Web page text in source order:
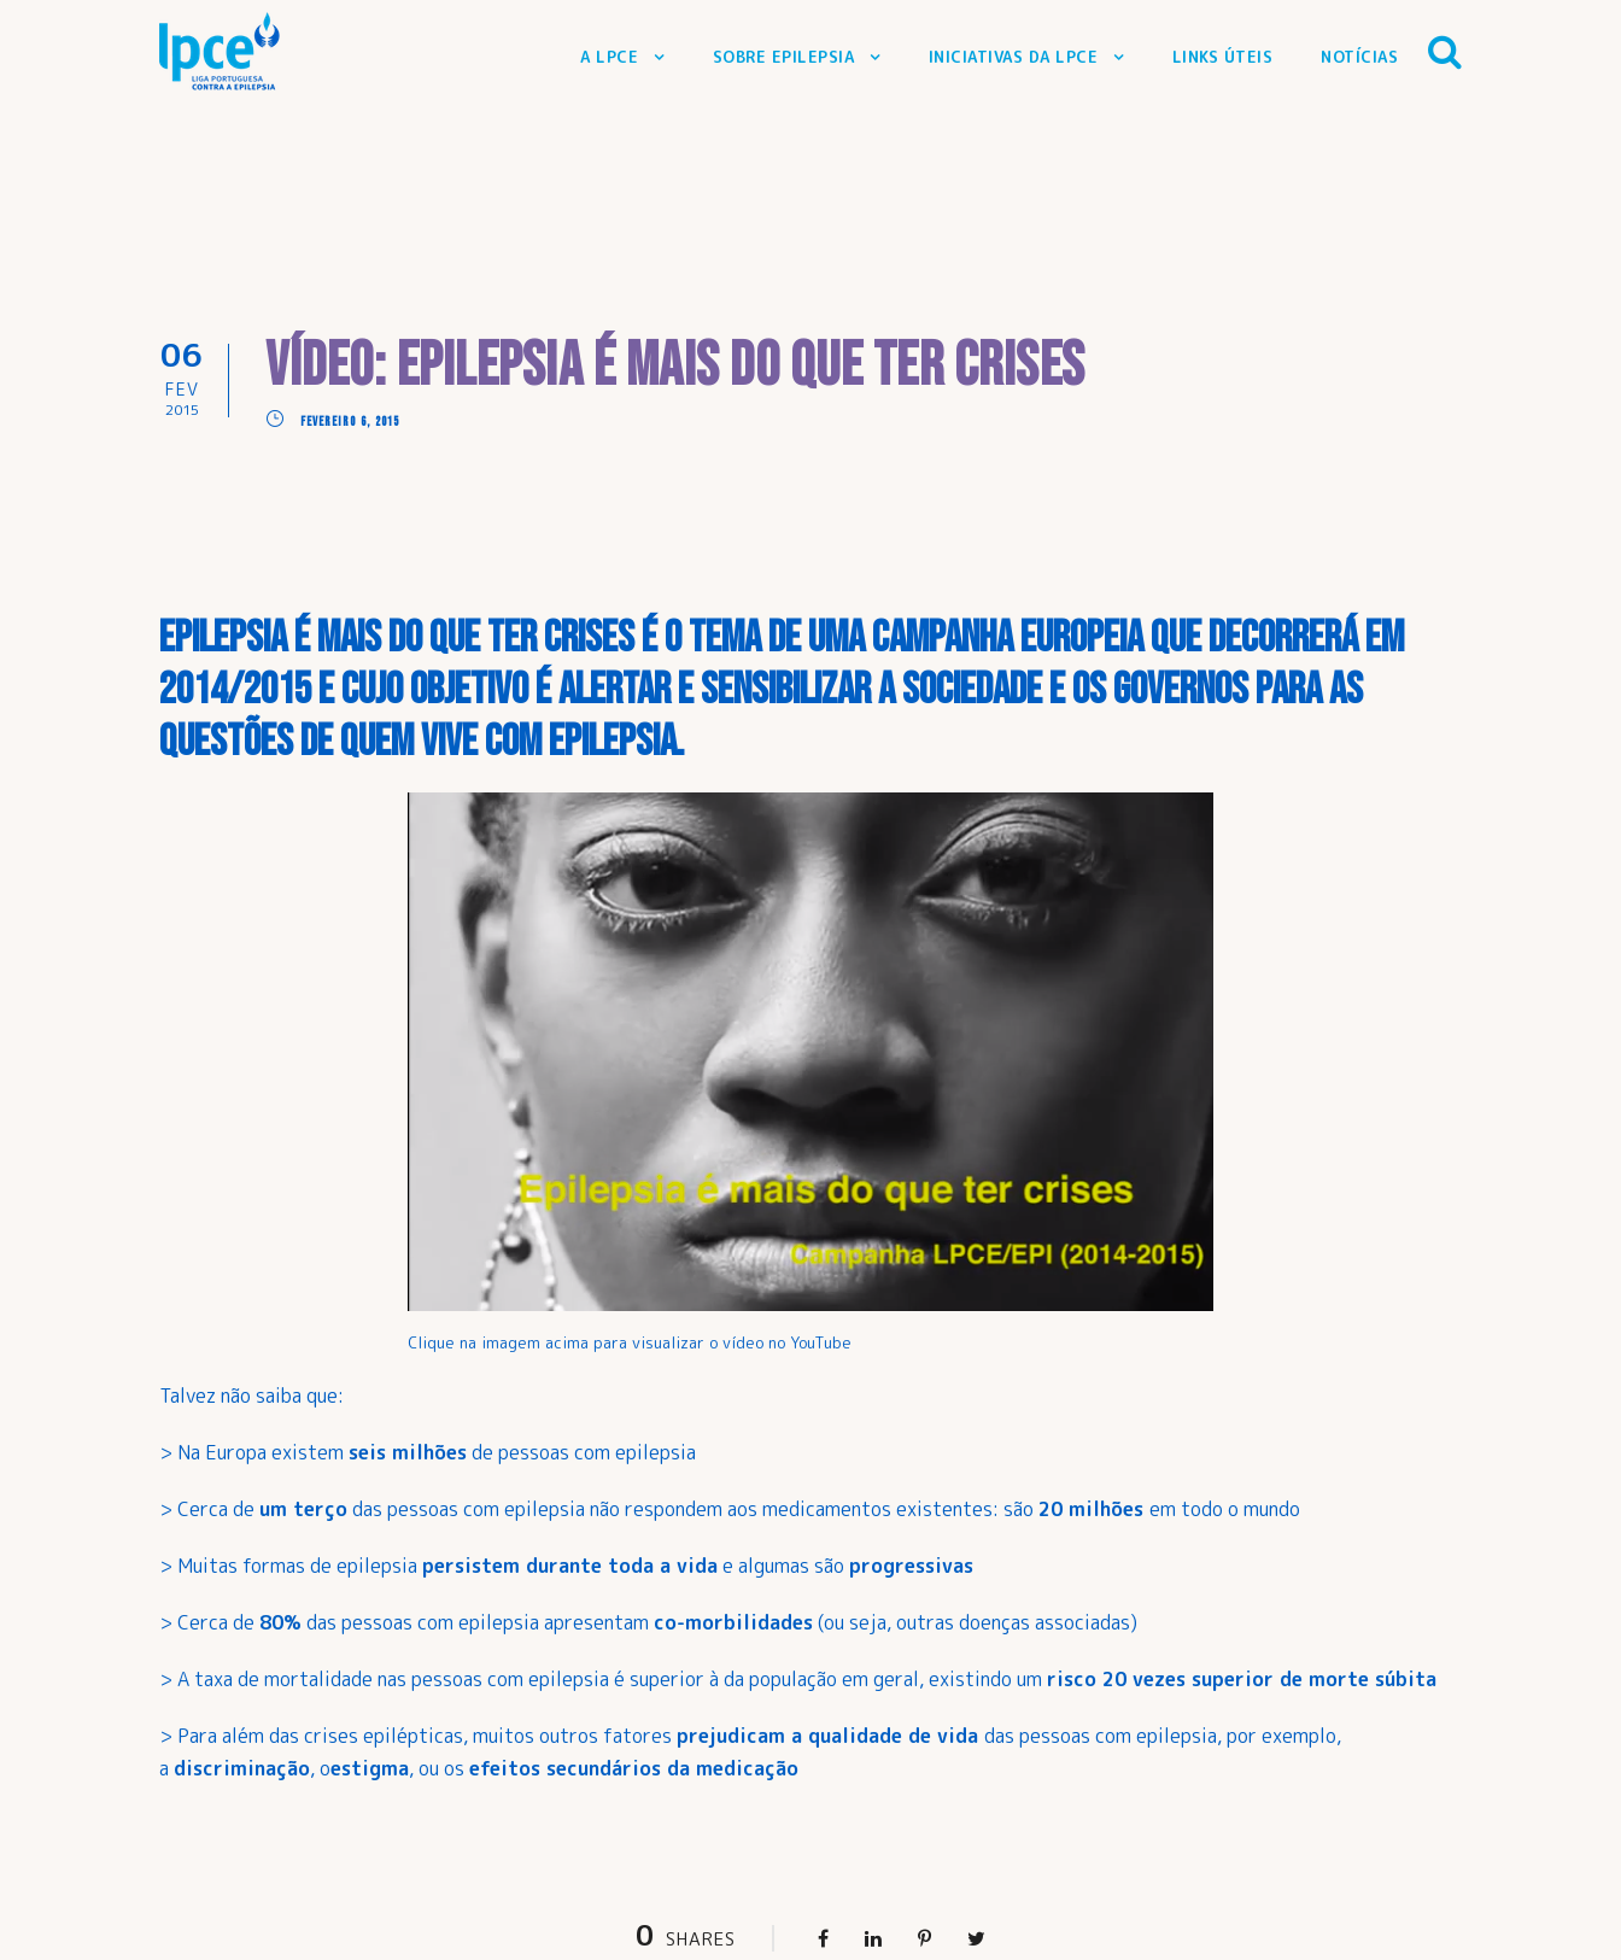
A LPCE SOBRE EPILEPSIA INICIATIVAS DA LPCE LINKS ÚTEIS NOTÍCIAS
06
FEV
2015
Vídeo: Epilepsia é mais do que ter crises
FEVEREIRO 6, 2015
Epilepsia é mais do que ter crisesé o tema de uma campanha europeia que decorrerá em
2014/2015 e cujo objetivo é alertar e sensibilizar a sociedade e os governos para as
questões de quem vive com epilepsia.
Clique na imagem acima para visualizar o vídeo no YouTube
Talvez não saiba que:
> Na Europa existem seis milhõesde pessoas com epilepsia
> Cerca de um terçodas pessoas com epilepsia não respondem aos medicamentos existentes: são 20 milhões em todo o mundo
> Muitas formas de epilepsia persistem durante toda a vidae algumas são progressivas
> Cerca de 80% das pessoas com epilepsia apresentam co-morbilidades(ou seja, outras doenças associadas)
> A taxa de mortalidade nas pessoas com epilepsia é superior à da população em geral, existindo um risco 20 vezes superior de morte súbita
> Para além das crises epilépticas, muitos outros fatores prejudicam a qualidade de vida das pessoas com epilepsia, por exemplo,
a discriminação, oestigma, ou os efeitos secundários da medicação
0 SHARES